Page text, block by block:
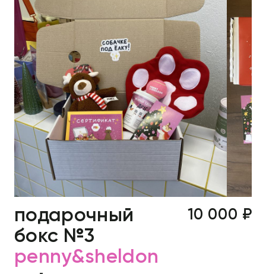
подарочный
бокс №3
penny&sheldon
10 000 ₽
Записаться на груминг
О нас
Контакты